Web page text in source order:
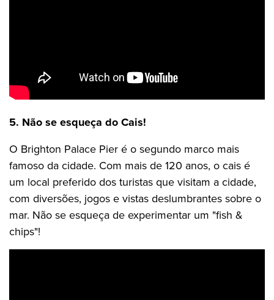
5. Não se esqueça do Cais!
O Brighton Palace Pier é o segundo marco mais
famoso da cidade. Com mais de 120 anos, o cais é
um local preferido dos turistas que visitam a cidade,
com diversões, jogos e vistas deslumbrantes sobre o
mar. Não se esqueça de experimentar um "fish &
chips"!